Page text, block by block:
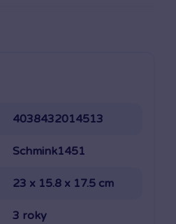
4038432014513
Schmink1451
23 x 15.8 x 17.5 cm
3 roky